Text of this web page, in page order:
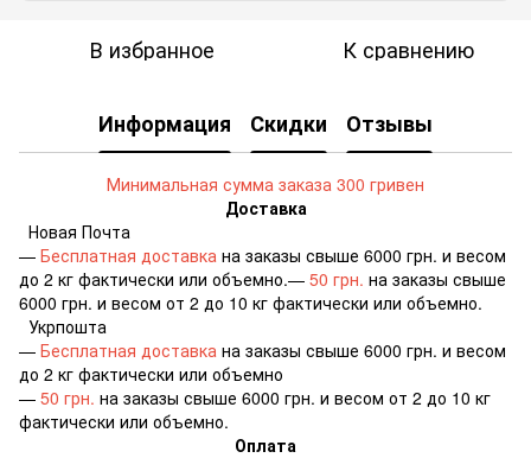
В избранное К сравнению
Информация Скидки Отзывы
Минимальная сумма заказа 300 гривен
Доставка
Новая Почта
— Бесплатная доставка на заказы свыше 6000 грн. и весом
до 2 кг фактически или объемно.— 50 грн. на заказы свыше
6000 грн. и весом от 2 до 10 кг фактически или объемно.
Укрпошта
— Бесплатная доставка на заказы свыше 6000 грн. и весом
до 2 кг фактически или объемно
— 50 грн. на заказы свыше 6000 грн. и весом от 2 до 10 кг
фактически или объемно.
Оплата